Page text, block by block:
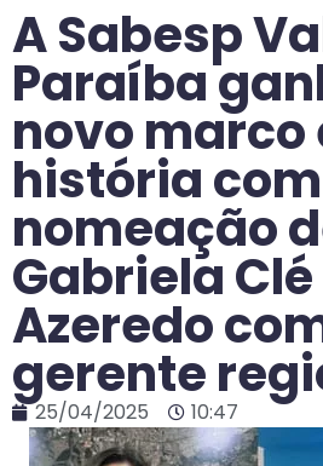
A Sabesp
Paraíba
novo marco
história
nomeação
Gabriela
Azeredo
gerente
25/04/2025 10:47